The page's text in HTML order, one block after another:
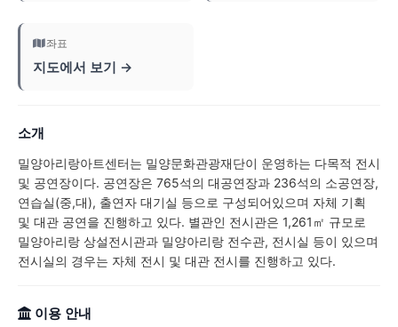
좌표
지도에서 보기 →
소개
밀양아리랑아트센터는 밀양문화관광재단이 운영하는 다목적 전시
및 공연장이다. 공연장은 765석의 대공연장과 236석의 소공연장,
연습실(중,대), 출연자 대기실 등으로 구성되어있으며 자체 기획
및 대관 공연을 진행하고 있다. 별관인 전시관은 1,261㎡ 규모로
밀양아리랑 상설전시관과 밀양아리랑 전수관, 전시실 등이 있으며
전시실의 경우는 자체 전시 및 대관 전시를 진행하고 있다.
이용 안내